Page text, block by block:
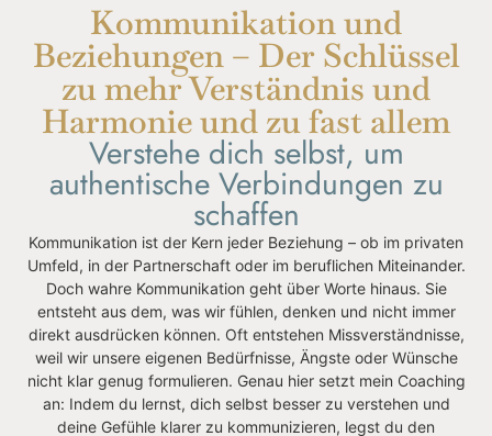
Kommunikation und
Beziehungen – Der Schlüssel
zu mehr Verständnis und
Harmonie und zu fast allem
Verstehe dich selbst, um
authentische Verbindungen zu
schaffen
Kommunikation ist der Kern jeder Beziehung – ob im privaten
Umfeld, in der Partnerschaft oder im beruflichen Miteinander.
Doch wahre Kommunikation geht über Worte hinaus. Sie
entsteht aus dem, was wir fühlen, denken und nicht immer
direkt ausdrücken können. Oft entstehen Missverständnisse,
weil wir unsere eigenen Bedürfnisse, Ängste oder Wünsche
nicht klar genug formulieren. Genau hier setzt mein Coaching
an: Indem du lernst, dich selbst besser zu verstehen und
deine Gefühle klarer zu kommunizieren, legst du den